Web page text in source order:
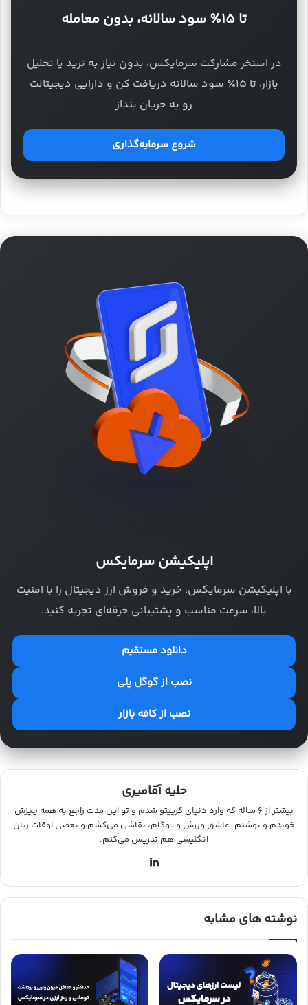
تا ۱۵٪ سود سالانه، بدون معامله
در استخر مشارکت سرمایکس، بدون نیاز به ترید یا تحلیل
بازار، تا ۱۵٪ سود سالانه دریافت کن و دارایی دیجیتالت
رو به جریان بنداز
شروع سرمایه‌گذاری
اپلیکیشن سرمایکس
با اپلیکیشن سرمایکس، خرید و فروش ارز دیجیتال را با امنیت
بالا، سرعت مناسب و پشتیبانی حرفه‌ای تجربه کنید.
دانلود مستقیم
نصب از گوگل پلی
نصب از کافه بازار
حلیه آقامیری
بیشتر از ۶ ساله که وارد دنیای کریپتو شدم و تو این مدت راجع به همه چیزش
خوندم و نوشتم. عاشق ورزش و یوگام، نقاشی می‌کشم و بعضی اوقات زبان
انگلیسی هم تدریس می‌کنم.
ین
نوشته های مشابه